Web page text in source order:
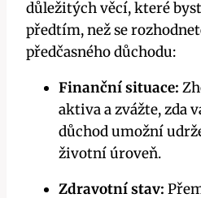
důležitých věcí, které
předtím, než se
předčasného důchodu:
Finanční situace:
aktiva a zvážte, zda
důchod umožní
životní úroveň.
Zdravotní stav: